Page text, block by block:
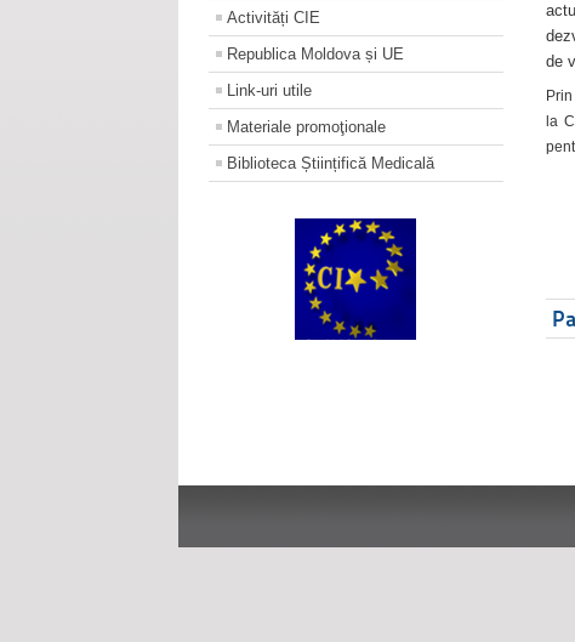
Activități CIE
Republica Moldova și UE
Link-uri utile
Materiale promoţionale
Biblioteca Științifică Medicală
de
la